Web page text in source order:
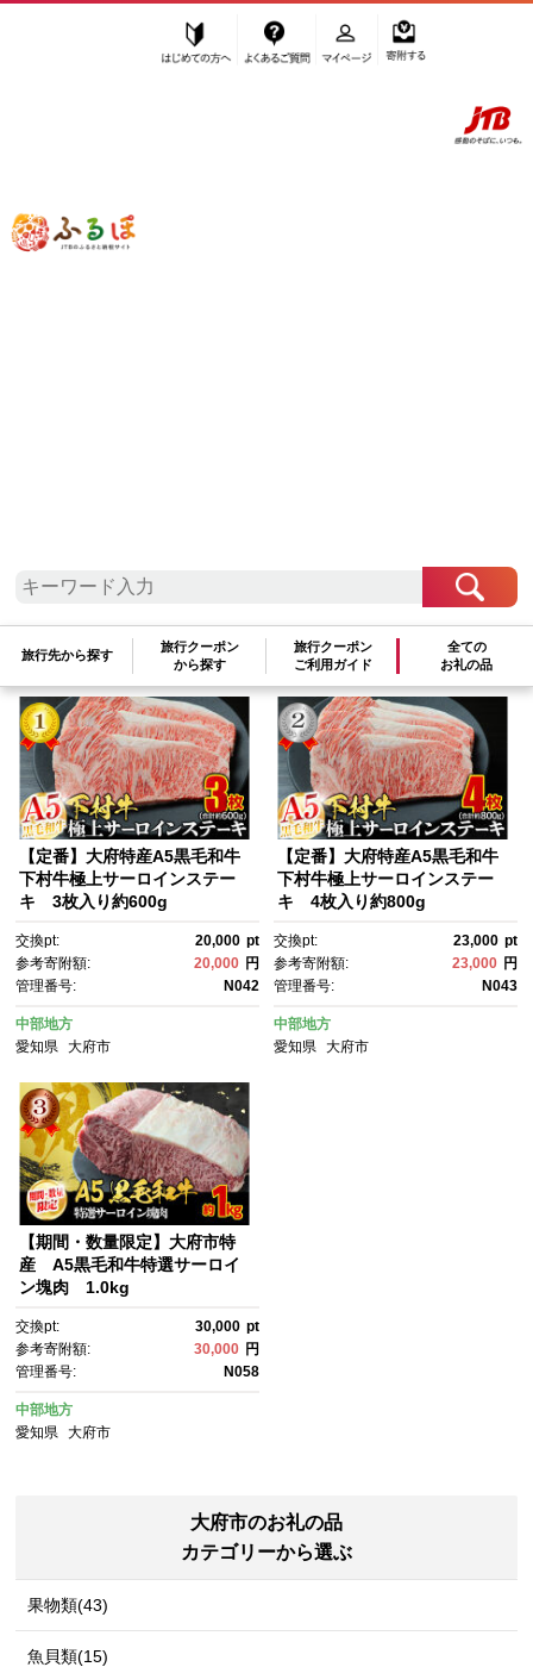
ふるぽ JTBのふるさと納税サイト
旅行先から探す
旅行クーポン
から探す
旅行クーポン
ご利用ガイド
全ての
お礼の品
「ふるさと納税」TOP
サーロイン
検索結果一覧
参考寄附額順|新着順 |人気ランキング順
【定番】大府特産A5黒毛和牛
下村牛極上サーロインステー
キ 3枚入り約600g
交換pt: 20,000 pt
参考寄附額:
20,000 円
管理番号:
N042
中部地方
愛知県
大府市
【定番】大府特産A5黒毛和牛
下村牛極上サーロインステー
キ 4枚入り約800g
交換pt: 23,000 pt
参考寄附額:
23,000 円
管理番号:
N043
中部地方
愛知県 大府市
【期間・数量限定】大府市特
産 A5黒毛和牛特選サーロイ
ン塊肉 1.0kg
交換pt: 30,000 pt
参考寄附額:
30,000 円
管理番号:
N058
中部地方
愛知県
大府市
大府市のお礼の品
カテゴリーから選ぶ
果物類(43)
魚貝類(15)